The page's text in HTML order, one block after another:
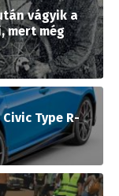
vágyik a
mert még
Type R-